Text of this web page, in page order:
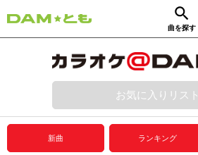
曲を探す
動画からさがす
ログイン
プレミアムサービス
お気に入りリスト
新曲 ランキング